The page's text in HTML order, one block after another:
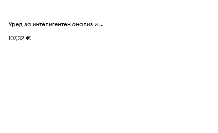
Уред за интелигентен анализ и почистване на кожата на лицето FOREO LUNA™ Play Smart 2
107,32 €